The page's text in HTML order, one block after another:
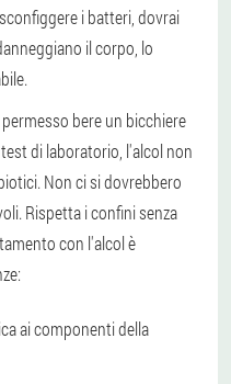
i batteri, dovrai
il corpo, lo
bere un bicchiere
di laboratorio, l'alcol non
Non ci si dovrebbero
Rispetta i confini senza
con l'alcol è
ai componenti della